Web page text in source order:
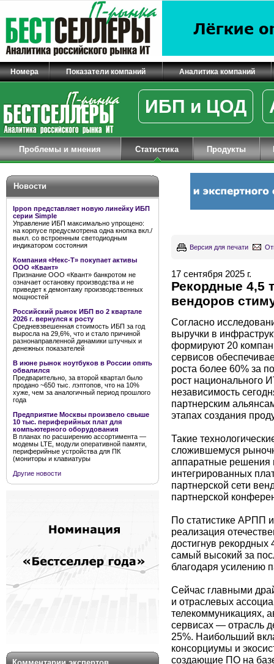
Номера Показатели компаний Аналитика компаний
ИБП и ЦОД
Проблемы и мнения Статистика Продукты
Новости
Ippon представляет новую линейку ИБП
серии Simple
Управление ИБП максимально упрощено:
на корпусе предусмотрена одна кнопка вкл./
выкл. со встроенным светодиодным
индикатором состояния
Компания «Некс-Т» покупает активы
ООО «Квант»
Признание ООО «Квант» банкротом не
означает остановку производства и не
приведет к демонтажу производственных
мощностей
Российский рынок ИБП во 2 квартале
2026 г. вернулся к росту
Средневзвешенная стоимость ИБП за год
выросла на 29,6%, что и стало причиной
разнонаправленной динамики штучных и
денежных показателей
В июне рынок ноутбуков в России опять
обвалился
Предварительно, за второй квартал было
продано ~650 тыс. лэптопов, что на 10%
хуже, чем за аналогичный период прошлого
года
Предприятие Москвы произвело свыше
10 тыс. периферийных плат для
компьютерного оборудования
В планах по расширению ассортимента —
модемы LTE, модули оперативной памяти,
периферийные устройства для ПК
(мониторы и клавиатуры
Другие новости
Версия для печати
17 сентября 2025 г.
Рекордные 4,5
вендоров
Согласно
выручки в
формируют 20
сервисов
роста более 60% за
рост национального
независимость
партнерским
этапах создания
Такие
сложившемуся
аппаратные решения
интегрированных
партнерской сети
партнерской
По статистике АРПП
реализация
достигнув
самый высокий за
благодаря усилению
Сейчас главными
и отраслевых
телекоммуникациях,
сервисах — отрасль
25%. Наибольший
консорциумы и
создающие ПО на